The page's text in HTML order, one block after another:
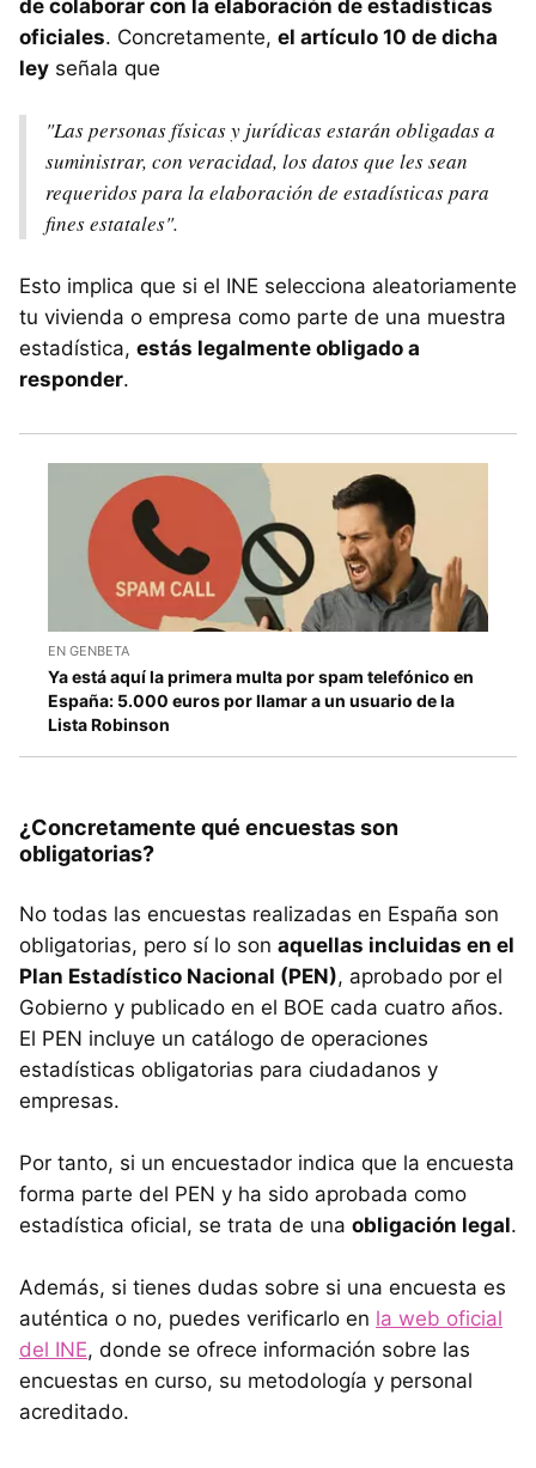
de colaborar con la elaboración de estadísticas
oficiales. Concretamente, el artículo 10 de dicha
ley señala que
"Las personas físicas y jurídicas estarán obligadas a
suministrar, con veracidad, los datos que les sean
requeridos para la elaboración de estadísticas para
fines estatales".
Esto implica que si el INE selecciona aleatoriamente
tu vivienda o empresa como parte de una muestra
estadística, estás legalmente obligado a
responder.
EN GENBETA
Ya está aquí la primera multa por spam telefónico en
España: 5.000 euros por llamar a un usuario de la
Lista Robinson
¿Concretamente qué encuestas son
obligatorias?
No todas las encuestas realizadas en España son
obligatorias, pero sí lo son aquellas incluidas en el
Plan Estadístico Nacional (PEN), aprobado por el
Gobierno y publicado en el BOE cada cuatro años.
El PEN incluye un catálogo de operaciones
estadísticas obligatorias para ciudadanos y
empresas.
Por tanto, si un encuestador indica que la encuesta
forma parte del PEN y ha sido aprobada como
estadística oficial, se trata de una obligación legal.
Además, si tienes dudas sobre si una encuesta es
auténtica o no, puedes verificarlo en la web oficial
del INE, donde se ofrece información sobre las
encuestas en curso, su metodología y personal
acreditado.